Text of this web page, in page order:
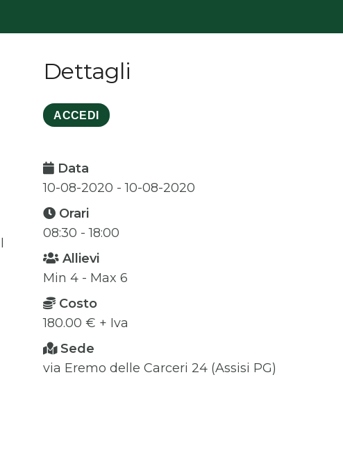
Dettagli
ACCEDI
Data
10-08-2020 - 10-08-2020
Orari
08:30 - 18:00
Allievi
Min 4 - Max 6
Costo
180.00 € + Iva
Sede
via Eremo delle Carceri 24 (Assisi PG)